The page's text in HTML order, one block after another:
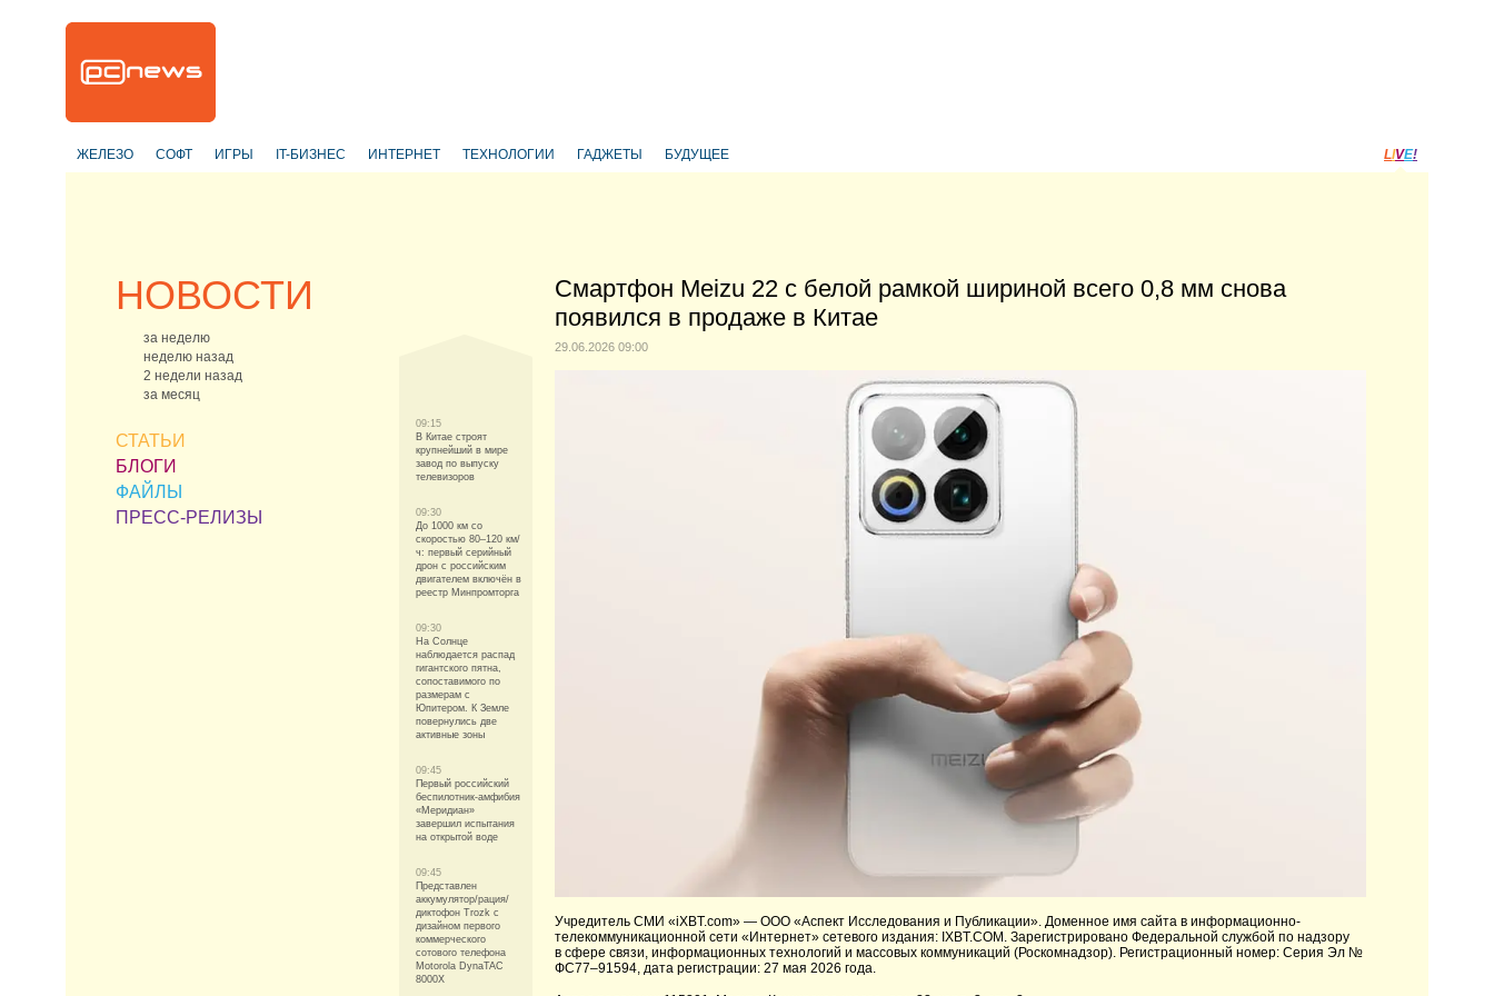
ЖЕЛЕЗО СОФТ ИГРЫ IT-БИЗНЕС ИНТЕРНЕТ ТЕХНОЛОГИИ ГАДЖЕТЫ БУДУЩЕЕ LIVE!
НОВОСТИ
за неделю
неделю назад
2 недели назад
за месяц
СТАТЬИ
БЛОГИ
ФАЙЛЫ
ПРЕСС-РЕЛИЗЫ
09:15
В Китае строят
крупнейший в мире
завод по выпуску
телевизоров
09:30
До 1000 км со
скоростью 80–120 км/
ч: первый серийный
дрон с российским
двигателем включён в
реестр Минпромторга
09:30
На Солнце
наблюдается распад
гигантского пятна,
сопоставимого по
размерам с
Юпитером. К Земле
повернулись две
активные зоны
09:45
Первый российский
беспилотник-амфибия
«Меридиан»
завершил испытания
на открытой воде
09:45
Представлен
аккумулятор/рация/
диктофон Trozk с
дизайном первого
коммерческого
сотового телефона
Motorola DynaTAC
8000X
Смартфон Meizu 22 с белой рамкой шириной всего 0,8 мм снова
появился в продаже в Китае
29.06.2026 09:00
Учредитель СМИ «iXBT.com» — ООО «Аспект Исследования и Публикации». Доменное имя сайта в информационно-
телекоммуникационной сети «Интернет» сетевого издания: IXBT.COM. Зарегистрировано Федеральной службой по надзору
в сфере связи, информационных технологий и массовых коммуникаций (Роскомнадзор). Регистрационный номер: Серия Эл №
ФС77–91594, дата регистрации: 27 мая 2026 года.